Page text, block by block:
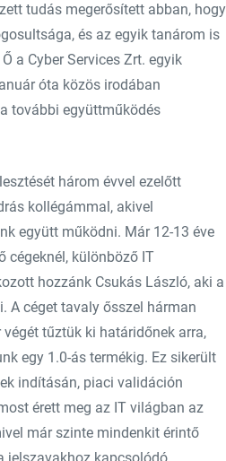
tudás megerősített abban, hogy
és az egyik tanárom is
a Cyber Services Zrt. egyik
óta közös irodában
további együttműködés
három évvel ezelőtt
kollégámmal, akivel
együtt működni. Már 12-13 éve
cégeknél, különböző IT
hozzánk Csukás László, aki a
A céget tavaly ősszel hárman
tűztük ki határidőnek arra,
egy 1.0-ás termékig. Ez sikerült
indításán, piaci validáción
érett meg az IT világban az
már szinte mindenkit érintő